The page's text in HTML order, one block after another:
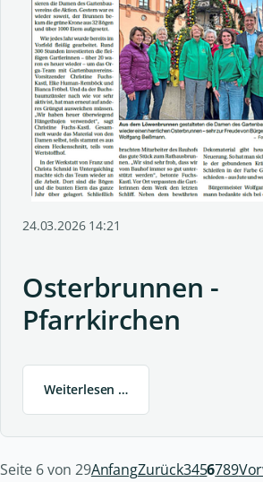
24.03.2026 14:21
Osterbrunnen -
Pfarrkirchen
Weiterlesen …
Seite 6 von 29AnfangZurück3456789